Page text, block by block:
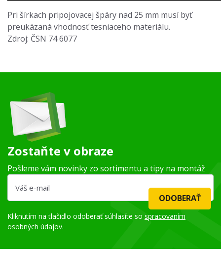
Pri šírkach pripojovacej špáry nad 25 mm musí byť
preukázaná vhodnosť tesniaceho materiálu.
Zdroj: ČSN 74 6077
Zostaňte v obraze
Pošleme vám novinky zo sortimentu a tipy na montáž
ODOBERAŤ
Kliknutím na tlačidlo odoberať súhlasíte so spracovaním
osobných údajov.